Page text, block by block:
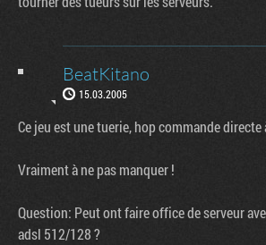
BeatKitano
15.03.2005
Ce jeu est une tuerie, hop commande directe
Vraiment à ne pas manquer !
Question: Peut ont faire office de serveur
adsl 512/128 ?